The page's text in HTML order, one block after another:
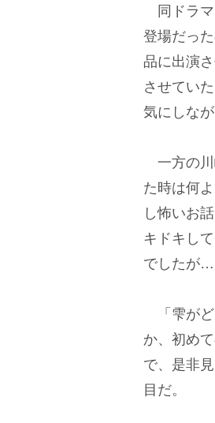
同ドラマ
登場だっ
品に出演
させてい
気にしな
一方の川
た時は何
し怖いお
キドキし
でしたが…
「雫がど
か、初め
で、是非
目だ。